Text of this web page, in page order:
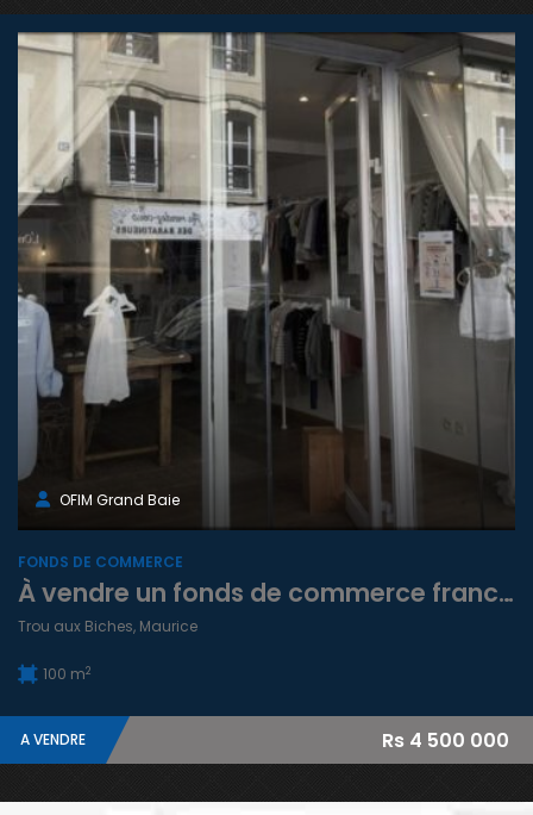
OFIM Grand Baie
FONDS DE COMMERCE
À vendre un fonds de commerce franchisé situé sur la Route Royale à Trou aux Biches Maurice
Trou aux Biches, Maurice
100 m2
A VENDRE Rs 4 500 000